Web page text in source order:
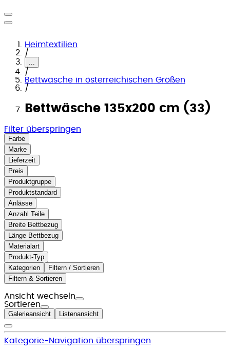
Heimtextilien
/
...
/
Bettwäsche in österreichischen Größen
/
Bettwäsche 135x200 cm (33)
Filter überspringen
Farbe
Marke
Lieferzeit
Preis
Produktgruppe
Produktstandard
Anlässe
Anzahl Teile
Breite Bettbezug
Länge Bettbezug
Materialart
Produkt-Typ
Kategorien
Filtern / Sortieren
Filtern & Sortieren
Ansicht wechseln
Sortieren
Galerieansicht Listenansicht
Kategorie-Navigation überspringen